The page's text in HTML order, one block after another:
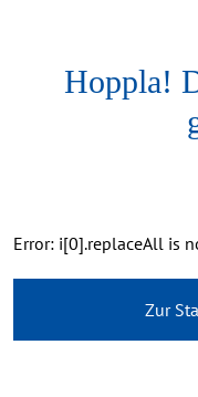
Hoppla!
Error: i[0].replaceAll is
Zur